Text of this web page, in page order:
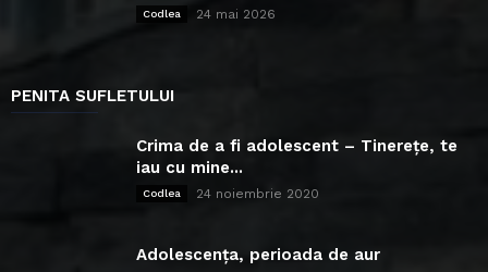
Codlea 24 mai 2026
PENITA SUFLETULUI
Crima de a fi adolescent – Tinerețe, te
iau cu mine...
Codlea 24 noiembrie 2020
Adolescența, perioada de aur